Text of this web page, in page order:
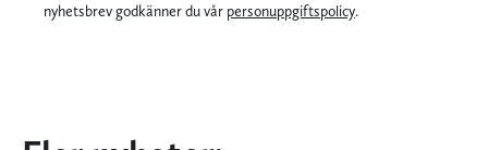
nyhetsbrev godkänner du vår personuppgiftspolicy.